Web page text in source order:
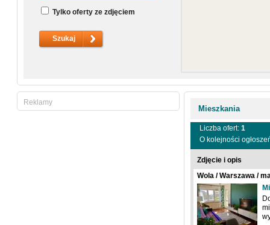
Tylko oferty ze zdjęciem
Mieszkania
Liczba ofert: 1
O kolejności
Zdjęcie i opis
Wola / Warszawa /
Reklamy